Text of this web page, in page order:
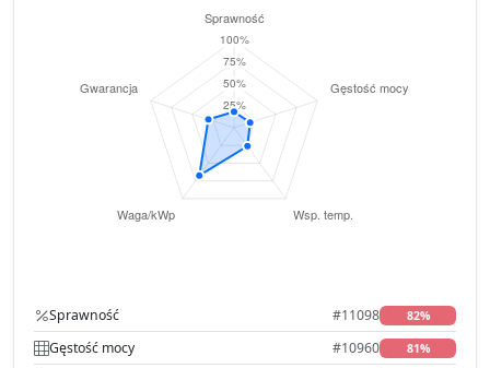
Sprawność #11098 82%
Gęstość mocy #10960 81%